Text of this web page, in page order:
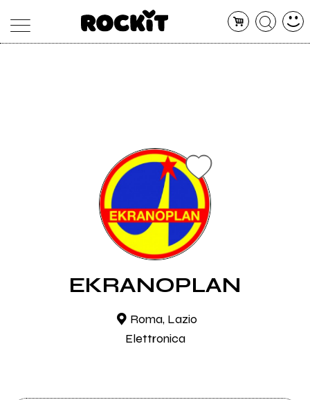
EKRANOPLAN
Roma, Lazio
Elettronica